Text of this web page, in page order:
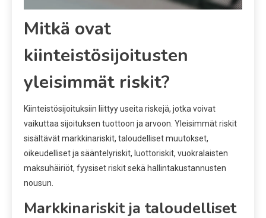
Mitkä ovat
kiinteistösijoitusten
yleisimmät riskit?
Kiinteistösijoituksiin liittyy useita riskejä, jotka voivat
vaikuttaa sijoituksen tuottoon ja arvoon. Yleisimmät riskit
sisältävät markkinariskit, taloudelliset muutokset,
oikeudelliset ja sääntelyriskit, luottoriskit, vuokralaisten
maksuhäiriöt, fyysiset riskit sekä hallintakustannusten
nousun.
Markkinariskit ja taloudelliset